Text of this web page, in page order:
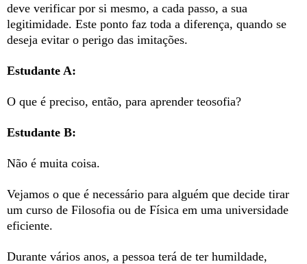
deve verificar por si mesmo, a cada passo, a sua
legitimidade. Este ponto faz toda a diferença, quando se
deseja evitar o perigo das imitações.
Estudante A:
O que é preciso, então, para aprender teosofia?
Estudante B:
Não é muita coisa.
Vejamos o que é necessário para alguém que decide tirar
um curso de Filosofia ou de Física em uma universidade
eficiente.
Durante vários anos, a pessoa terá de ter humildade,